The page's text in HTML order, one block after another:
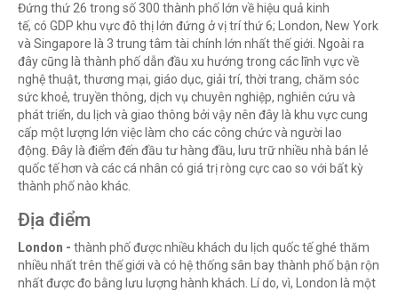
Đứng thứ 26 trong số 300 thành phố lớn về hiệu quả kinh
tế, có GDP khu vực đô thị lớn đứng ở vị trí thứ 6; London, New York
và Singapore là 3 trung tâm tài chính lớn nhất thế giới. Ngoài ra
đây cũng là thành phố dẫn đầu xu hướng trong các lĩnh vực về
nghệ thuật, thương mại, giáo dục, giải trí, thời trang, chăm sóc
sức khoẻ, truyền thông, dịch vụ chuyên nghiệp, nghiên cứu và
phát triển, du lịch và giao thông bởi vậy nên đây là khu vực cung
cấp một lượng lớn việc làm cho các công chức và người lao
động. Đây là điểm đến đầu tư hàng đầu, lưu trữ nhiều nhà bán lẻ
quốc tế hơn và các cá nhân có giá trị ròng cực cao so với bất kỳ
thành phố nào khác.
Địa điểm
London - thành phố được nhiều khách du lịch quốc tế ghé thăm
nhiều nhất trên thế giới và có hệ thống sân bay thành phố bận rộn
nhất được đo bằng lưu lượng hành khách. Lí do, vì, London là một